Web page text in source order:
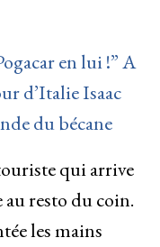
en lui !” A
d’Italie Isaac
du bécane
qui arrive
resto du coin.
les mains